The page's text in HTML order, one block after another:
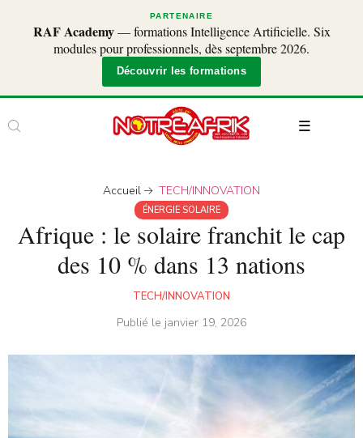
PARTENAIRE
RAF Academy— formations Intelligence Artificielle. Six
modules pour professionnels, dès septembre 2026.
Découvrir les formations
Accueil TECH/INNOVATION
ÉNERGIE SOLAIRE
Afrique : le solaire franchit le cap
des 10 % dans 13 nations
TECH/INNOVATION
Publié le janvier 19, 2026